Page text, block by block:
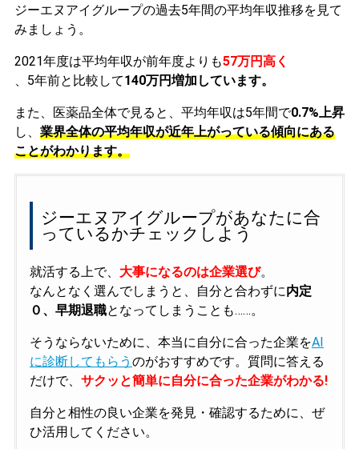
ジーエヌアイグループの過去5年間の平均年収推移を見て
みましょう。
2021年度は平均年収が前年度よりも57万円高く
、5年前と比較して140万円増加しています。
また、医薬品全体で見ると、平均年収は5年間で0.7%上昇
し、 業界全体の平均年収が近年上がっている傾向にある
ことがわかります。
ジーエヌアイグループがあなたに合
っているかチェックしよう
就活する上で、 大事になるのは企業選び。
なんとなく選んでしまうと、自分と合わずに内定
０、早期退職となってしまうことも……。
そうならないために、本当に自分に合った企業をAI
に診断してもらう のがおすすめです。質問に答える
だけで、 サクッと簡単に自分に合った企業がわかる!
自分と相性の良い企業を発見・確認するために、ぜ
ひ活用してください。